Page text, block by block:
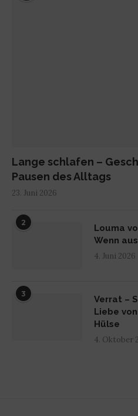
Lange schlafen –
Pausen des Alltags
23. Juni 2026
2
Louma
Wenn
4. Juni 2026
3
Verrat –
Liebe
Hülse
4. Oktober